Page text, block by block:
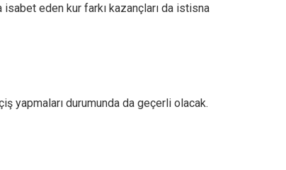
isabet eden kur farkı kazançları da istisna
yapmaları durumunda da geçerli olacak.